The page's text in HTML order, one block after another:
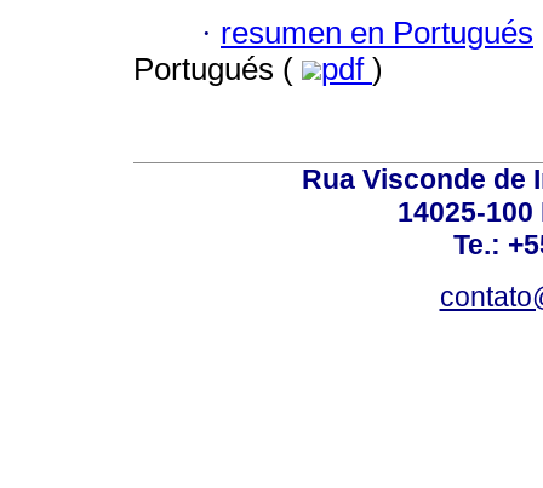
· resumen en Portugués
Portugués (
pdf )
Rua Visconde de
14025-
Te.: